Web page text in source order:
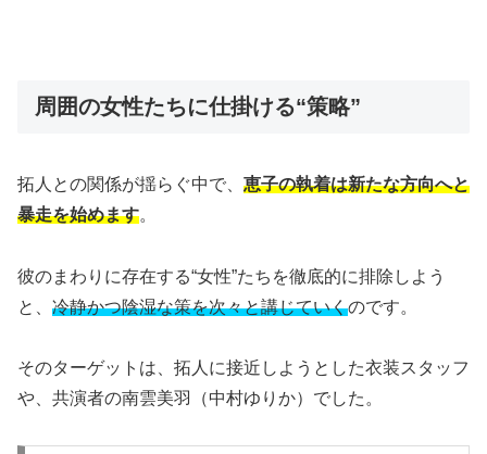
周囲の女性たちに仕掛ける“策略”
拓人との関係が揺らぐ中で、 恵子の執着は新たな方向へと
暴走を始めます。
彼のまわりに存在する“女性”たちを徹底的に排除しよう
と、 冷静かつ陰湿な策を次々と講じていくのです。
そのターゲットは、拓人に接近しようとした衣装スタッフ
や、共演者の南雲美羽（中村ゆりか）でした。